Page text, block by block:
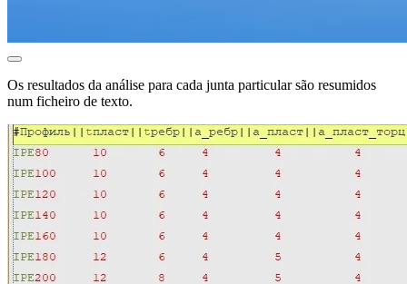
Os resultados da análise para cada junta particular são resumidos
num ficheiro de texto.